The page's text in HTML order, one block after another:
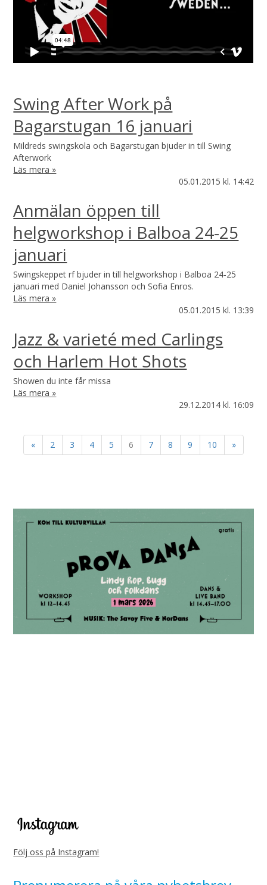
Swing After Work på
Bagarstugan 16 januari
Mildreds swingskola och Bagarstugan bjuder in till Swing
Afterwork
Läs mera »
05.01.2015 kl. 14:42
Anmälan öppen till
helgworkshop i Balboa 24-25
januari
Swingskeppet rf bjuder in till helgworkshop i Balboa 24-25
januari med Daniel Johansson och Sofia Enros.
Läs mera »
05.01.2015 kl. 13:39
Jazz & varieté med Carlings
och Harlem Hot Shots
Showen du inte får missa
Läs mera »
29.12.2014 kl. 16:09
« 2 3 4 5 6 7 8 9 10 »
Följ oss på Instagram!